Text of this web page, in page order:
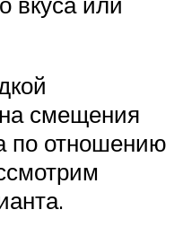
смещения
по отношению